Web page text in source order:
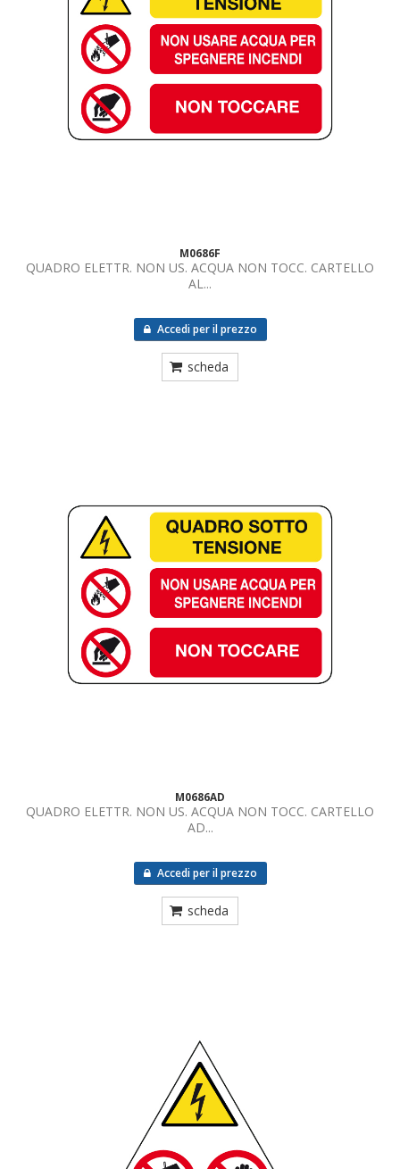
M0686F
QUADRO ELETTR. NON US. ACQUA NON TOCC. CARTELLO
AL...
Accedi per il prezzo
scheda
M0686AD
QUADRO ELETTR. NON US. ACQUA NON TOCC. CARTELLO
AD...
Accedi per il prezzo
scheda